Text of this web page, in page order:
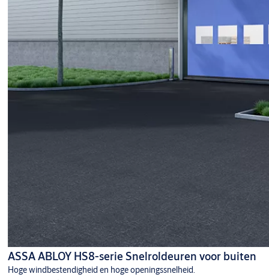
ASSA ABLOY HS8-serie Snelroldeuren voor buiten
Hoge windbestendigheid en hoge openingssnelheid.